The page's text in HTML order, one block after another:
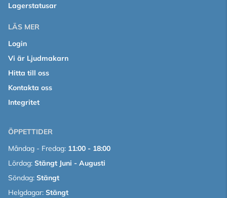
Lagerstatusar
LÄS MER
Login
Vi är Ljudmakarn
Hitta till oss
Kontakta oss
Integritet
ÖPPETTIDER
Måndag - Fredag: 11:00 - 18:00
Lördag: Stängt Juni - Augusti
Söndag: Stängt
Helgdagar: Stängt